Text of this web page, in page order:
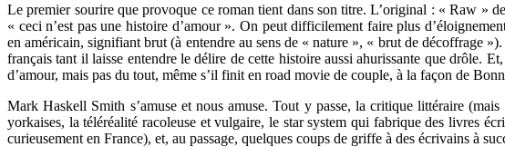
Le premier sourire que provoque ce roman tient dans son titre. L’original : « Raw »
« ceci n’est pas une histoire d’amour ». On peut difficilement faire plus
en américain, signifiant brut (à entendre au sens de « nature », « brut de décoffrage
français tant il laisse entendre le délire de cette histoire aussi ahurissante que drôle.
d’amour, mais pas du tout, même s’il finit en road movie de couple, à la façon de
Mark Haskell Smith s’amuse et nous amuse. Tout y passe, la critique littéraire
yorkaises, la téléréalité racoleuse et vulgaire, le star system qui fabrique des livres
curieusement en France), et, au passage, quelques coups de griffe à des écrivains à